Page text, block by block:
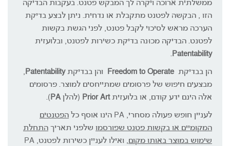
ממשלתית ארוכה ויקרה לך המבקש פטנט. בעקבות הבדיקה
הזו , הבקשה לפטנט מתקבלת או נדחית. ניתן לבצע בדיקת
הערכה מראש לסיכוי לקבל פטנט, לפני הגשת בקשות
לפטנט. הבדיקה מכוּנה בדיקת כשירות לפטנט, ובלועזית
Patentability
.
הן בבדיקתFreedom to Operate והן בבדיקתPatentability
,
מבצעים חיפוש של פרסומים שמתייחסים למוצר. פרסומים
אלה הינם ידע קודם, או בלועזיתPrior Art (להלןPA
).
לעניין חופש פעולה מסחרי, PA הינו אוסף כל
הפטנטים
המקומיים או בקשות פטנט שפורסמו שלפני תאריך התחלת
שימוש במוצר באותו מקום
, ואילו לעניין כשירות לפטנט, PA